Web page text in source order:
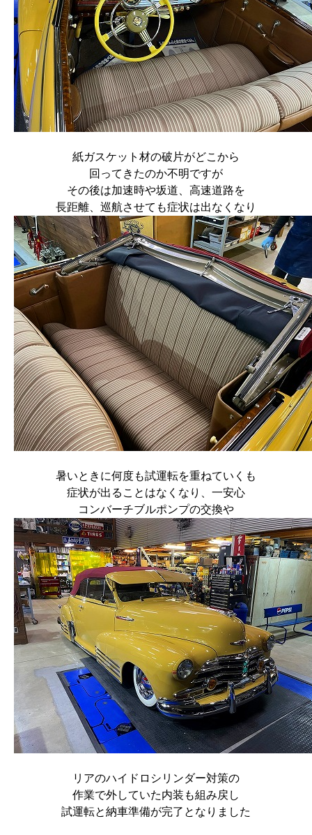
紙ガスケット材の破片がどこから
回ってきたのか不明ですが
その後は加速時や坂道、高速道路を
長距離、巡航させても症状は出なくなり
暑いときに何度も試運転を重ねていくも
症状が出ることはなくなり、一安心
コンバーチブルポンプの交換や
リアのハイドロシリンダー対策の
作業で外していた内装も組み戻し
試運転と納車準備が完了となりました